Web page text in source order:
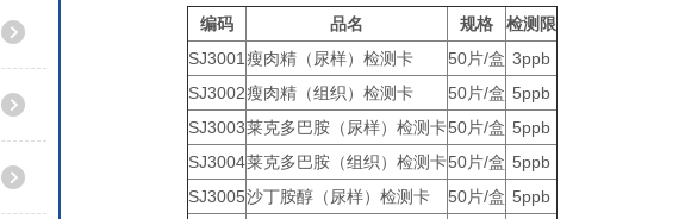
编码
品名 规格
检测限
SJ3001 瘦肉精（尿样）检测卡 50片/盒 3ppb
SJ3002瘦肉精（组织）检测卡 50片/盒 5ppb
SJ3003莱克多巴胺（尿样）检测卡50片/盒 5ppb
SJ3004莱克多巴胺（组织）检测卡50片/盒 5ppb
SJ3005沙丁胺醇（尿样）检测卡 50片/盒 5ppb